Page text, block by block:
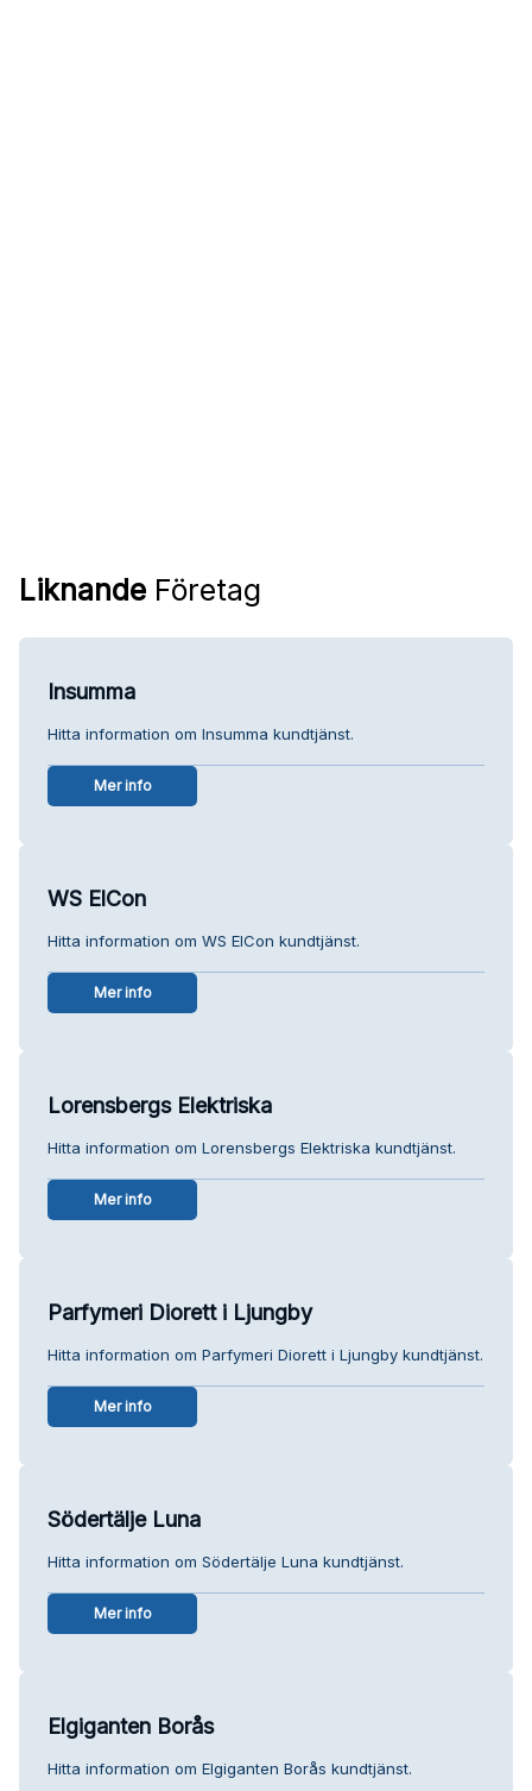
Liknande Företag
Insumma
Hitta information om Insumma kundtjänst.
Mer info
WS ElCon
Hitta information om WS ElCon kundtjänst.
Mer info
Lorensbergs Elektriska
Hitta information om Lorensbergs Elektriska kundtjänst.
Mer info
Parfymeri Diorett i Ljungby
Hitta information om Parfymeri Diorett i Ljungby kundtjänst.
Mer info
Södertälje Luna
Hitta information om Södertälje Luna kundtjänst.
Mer info
Elgiganten Borås
Hitta information om Elgiganten Borås kundtjänst.